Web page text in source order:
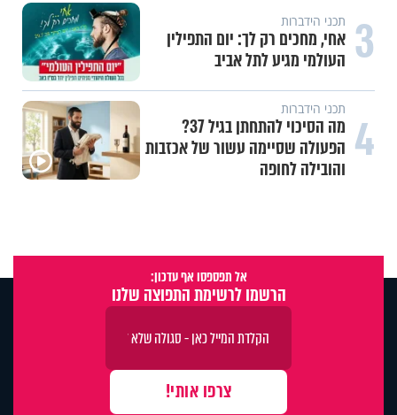
3 תכני הידברות
אחי, מחכים רק לך: יום התפילין
העולמי מגיע לתל אביב
4 תכני הידברות
מה הסיכוי להתחתן בגיל 37?
הפעולה שסיימה עשור של אכזבות
והובילה לחופה
אל תפספסו אף עדכון:
הרשמו לרשימת התפוצה שלנו